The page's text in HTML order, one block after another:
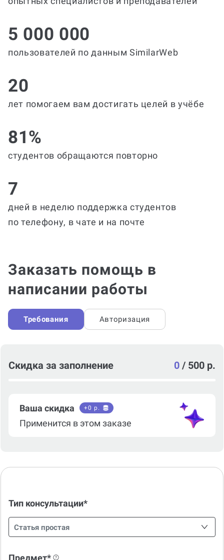
5 000 000
пользователей по данным SimilarWeb
20
лет помогаем вам достигать целей в учёбе
81%
студентов обращаются повторно
7
дней в неделю поддержка студентов
по телефону, в чате и на почте
Заказать помощь в
написании работы
Требования Авторизация
Скидка за заполнение 0 / 500 р.
Ваша скидка +0 р.
Применится в этом заказе
Тип консультации*
Статья простая
Предмет*